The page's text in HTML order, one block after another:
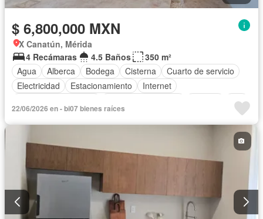
$ 6,800,000 MXN
X Canatún, Mérida
4 Recámaras
4.5 Baños
350 m²
Agua
Alberca Bodega Cisterna
Cuarto de servicio
Electricidad
Estacionamiento
Internet
Wifi
Zonas verdes
22/06/2026 en - bi07 bienes raíces